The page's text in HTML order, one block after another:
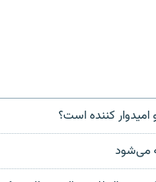
امیدوار کننده است؟
می‌شود